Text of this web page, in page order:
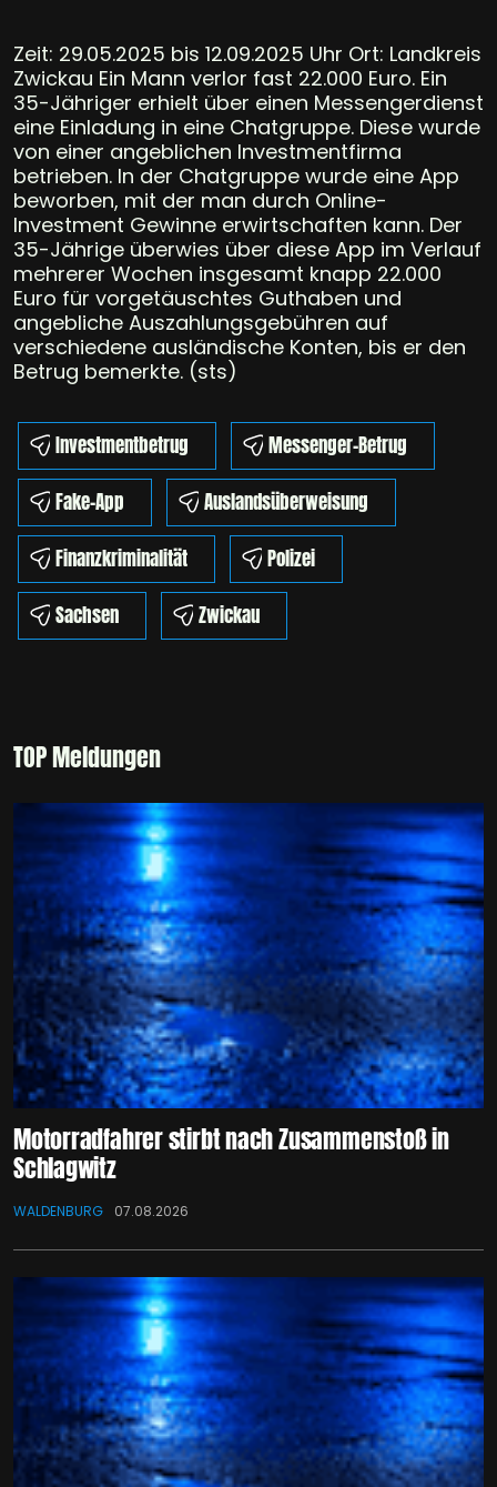
Zeit: 29.05.2025 bis 12.09.2025 Uhr Ort: Landkreis
Zwickau Ein Mann verlor fast 22.000 Euro. Ein
35-Jähriger erhielt über einen Messengerdienst
eine Einladung in eine Chatgruppe. Diese wurde
von einer angeblichen Investmentfirma
betrieben. In der Chatgruppe wurde eine App
beworben, mit der man durch Online-
Investment Gewinne erwirtschaften kann. Der
35-Jährige überwies über diese App im Verlauf
mehrerer Wochen insgesamt knapp 22.000
Euro für vorgetäuschtes Guthaben und
angebliche Auszahlungsgebühren auf
verschiedene ausländische Konten, bis er den
Betrug bemerkte. (sts)
Investmentbetrug
Messenger-Betrug
Fake-App
Auslandsüberweisung
Finanzkriminalität
Polizei
Sachsen
Zwickau
TOP Meldungen
Motorradfahrer stirbt nach Zusammenstoß in
Schlagwitz
WALDENBURG 07.08.2026